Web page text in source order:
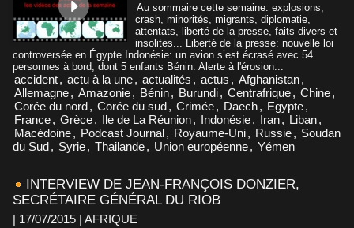
Au sommaire cette semaine: explosions,
crash, minorités, migrants, diplomatie,
attentats, liberté de la presse, faits divers et
insolites... Liberté de la presse: nouvelle loi
controversée en Égypte Indonésie: un avion s’est écrasé avec 54
personnes à bord, dont 5 enfants Bénin: Alerte à l'érosion...
accident, actu à la une, actualités , actus , Afghanistan,
Allemagne, Amazonie, Bénin, Burundi, Centrafrique, Chine,
Corée du nord, Corée du sud, Crimée, Daech, Egypte,
France, Grèce, Ile de La Réunion, Indonésie, Iran, Liban,
Macédoine, Podcast Journal, Royaume-Uni, Russie, Soudan
du Sud, Syrie, Thailande, Union européenne, Yémen
INTERVIEW DE JEAN-FRANÇOIS DONZIER,
SECRÉTAIRE GÉNÉRAL DU RIOB
| 17/07/2015 | AFRIQUE